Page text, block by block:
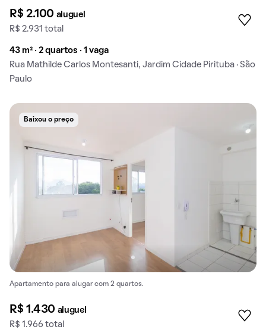
R$ 2.100 aluguel
R$ 2.931 total
43 m² · 2 quartos · 1 vaga
Rua Mathilde Carlos Montesanti, Jardim Cidade Pirituba · São
Paulo
Baixou o preço
Apartamento para alugar com 2 quartos.
R$ 1.430 aluguel
R$ 1.966 total